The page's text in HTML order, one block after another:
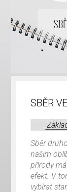
SBĚR
Sběr
našim
přírody
efekt. V
vybírat